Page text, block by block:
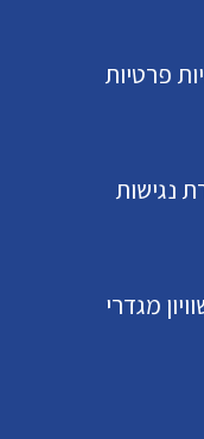
פרטיות
נגישות
מגדרי